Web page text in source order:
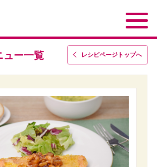
ュー一覧 レシピページトップへ